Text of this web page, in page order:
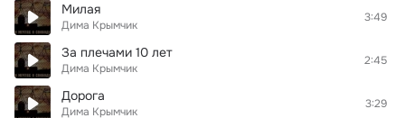
Милая
Дима Крымчик
3:49
За плечами 10 лет
Дима Крымчик
2:45
Дорога
Дима Крымчик
3:29